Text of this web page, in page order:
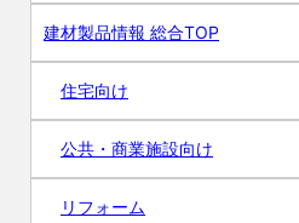
建材製品情報 総合TOP
住宅向け
公共・商業施設向け
リフォーム